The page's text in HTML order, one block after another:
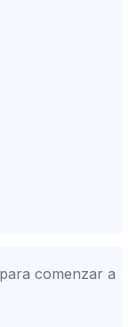
comenzar a